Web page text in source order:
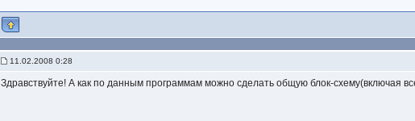
11.02.2008 0:28
Здравствуйте! А как по данным программам можно сделать общую блок-схему(включая